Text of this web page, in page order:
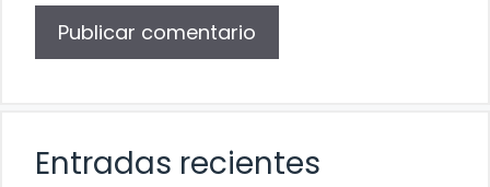
Entradas recientes